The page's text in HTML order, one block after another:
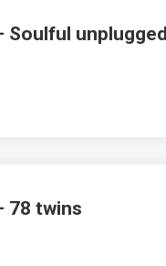
Soulful unplugged
78 twins